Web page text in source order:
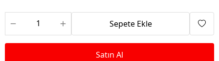
Sepete Ekle
Satın Al